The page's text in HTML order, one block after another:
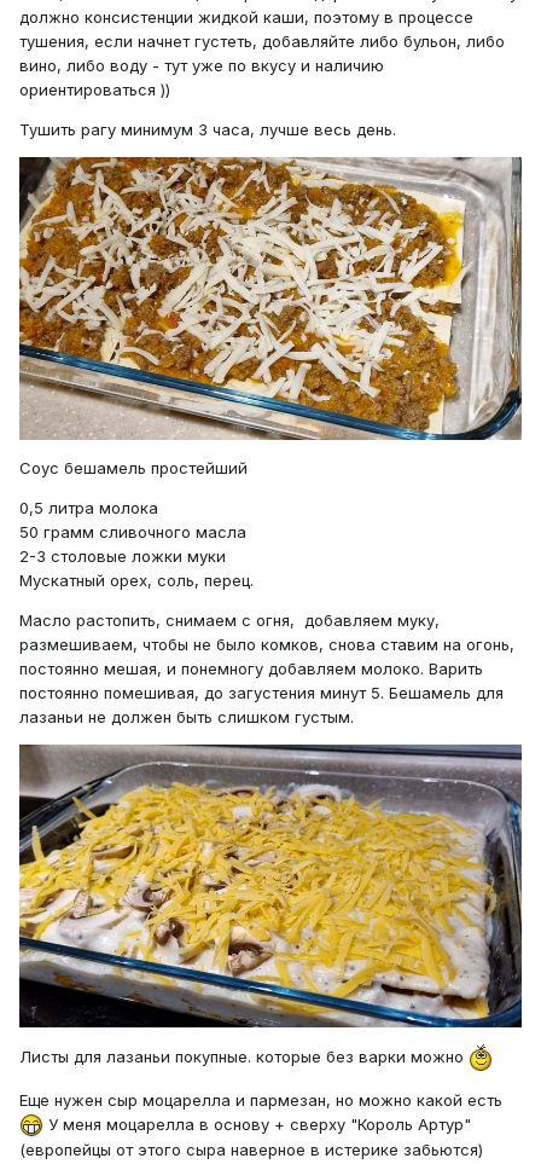
должно консистенции жидкой каши, поэтому в процессе
тушения, если начнет густеть, добавляйте либо бульон, либо
вино, либо воду - тут уже по вкусу и наличию
ориентироваться ))
Тушить рагу минимум 3 часа, лучше весь день.
Соус бешамель простейший
0,5 литра молока
50 грамм сливочного масла
2-3 столовые ложки муки
Мускатный орех, соль, перец.
Масло растопить, снимаем с огня, добавляем муку,
размешиваем, чтобы не было комков, снова ставим на огонь,
постоянно мешая, и понемногу добавляем молоко. Варить
постоянно помешивая, до загустения минут 5. Бешамель для
лазаньи не должен быть слишком густым.
Листы для лазаньи покупные. которые без варки можно
Еще нужен сыр моцарелла и пармезан, но можно какой есть
У меня моцарелла в основу + сверху "Король Артур"
(европейцы от этого сыра наверное в истерике забьются)